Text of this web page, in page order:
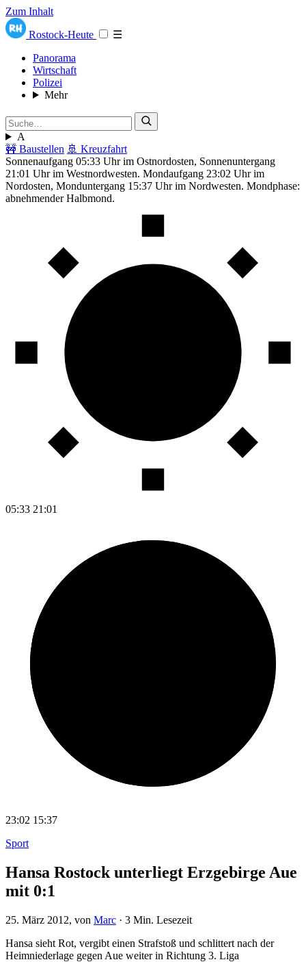
Zum Inhalt
Rostock-Heute
☰
Panorama
Wirtschaft
Polizei
Mehr
A
🚧 Baustellen 🚢 Kreuzfahrt
Sonnenaufgang 05:33 Uhr im Ostnordosten, Sonnenuntergang
21:01 Uhr im Westnordwesten. Mondaufgang 23:02 Uhr im
Nordosten, Monduntergang 15:37 Uhr im Nordwesten. Mondphase:
abnehmender Halbmond.
05:33 21:01
23:02 15:37
Sport
Hansa Rostock unterliegt Erzgebirge Aue
mit 0:1
25. März 2012, von Marc · 3 Min. Lesezeit
Hansa sieht Rot, vergibt einen Strafstoß und schlittert nach der
Heimniederlage gegen Aue weiter in Richtung 3. Liga